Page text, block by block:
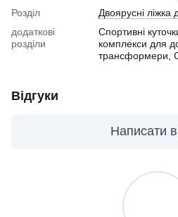
Розділ
Двоярусні ліжка
додаткові
розділи
Спортивні
комплекси для
трансформери,
Відгуки
Написати